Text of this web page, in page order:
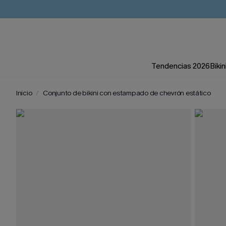
Tendencias 2026
Inicio Conjunto de bikini con estampado de chevrón estático